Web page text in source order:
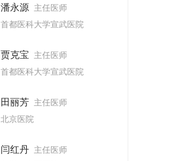
潘永源 主任医师
首都医科大学宣武医院
贾克宝
主任医师
首都医科大学宣武医院
田丽芳 主任医师
北京医院
闫红丹 主任医师